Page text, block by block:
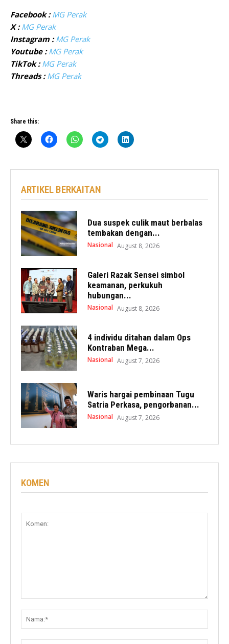
Facebook : MG Perak
X : MG Perak
Instagram : MG Perak
Youtube : MG Perak
TikTok : MG Perak
Threads : MG Perak
Share this:
ARTIKEL BERKAITAN
Dua suspek culik maut berbalas
tembakan dengan...
Nasional August 8, 2026
Galeri Razak Sensei simbol
keamanan, perkukuh
hubungan...
Nasional August 8, 2026
4 individu ditahan dalam Ops
Kontraban Mega...
Nasional August 7, 2026
Waris hargai pembinaan Tugu
Satria Perkasa, pengorbanan...
Nasional August 7, 2026
KOMEN